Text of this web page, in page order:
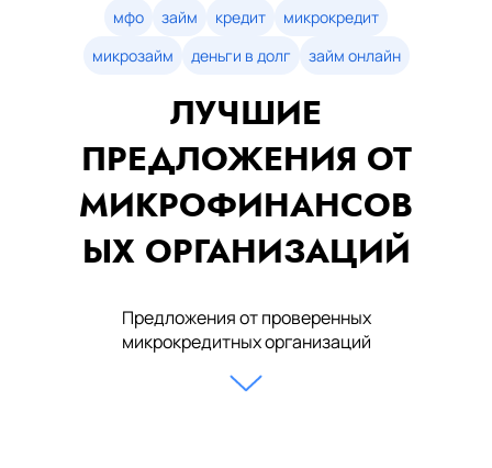
Займы онлайн
Денежные кредиты
мфо займ кредит
микрокредит
микрозайм
деньги в долг займ онлайн
ЛУЧШИЕ
ПРЕДЛОЖЕНИЯ ОТ
МИКРОФИНАНСОВ
ЫХ ОРГАНИЗАЦИЙ
Предложения от проверенных
микрокредитных организаций